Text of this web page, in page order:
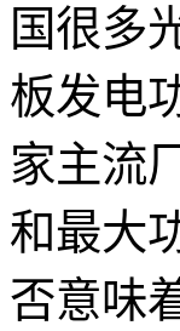
国很多
板发电
家主流
和最大
否意味